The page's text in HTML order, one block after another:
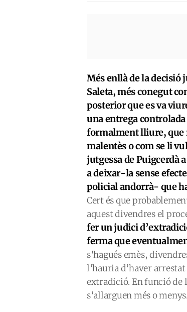
Més enllà de la decisió
Saleta, més conegut
posterior que es va
una entrega
formalment lliure, que
malentès o com se li
jutgessa de Puigcerdà
a deixar-la sense
policial andorrà- que
Cert és que
aquest divendres el
fer un judici
ferma que
s’hagués emès,
l’hauria d’haver
extradició. En funció de
s’allarguen més o